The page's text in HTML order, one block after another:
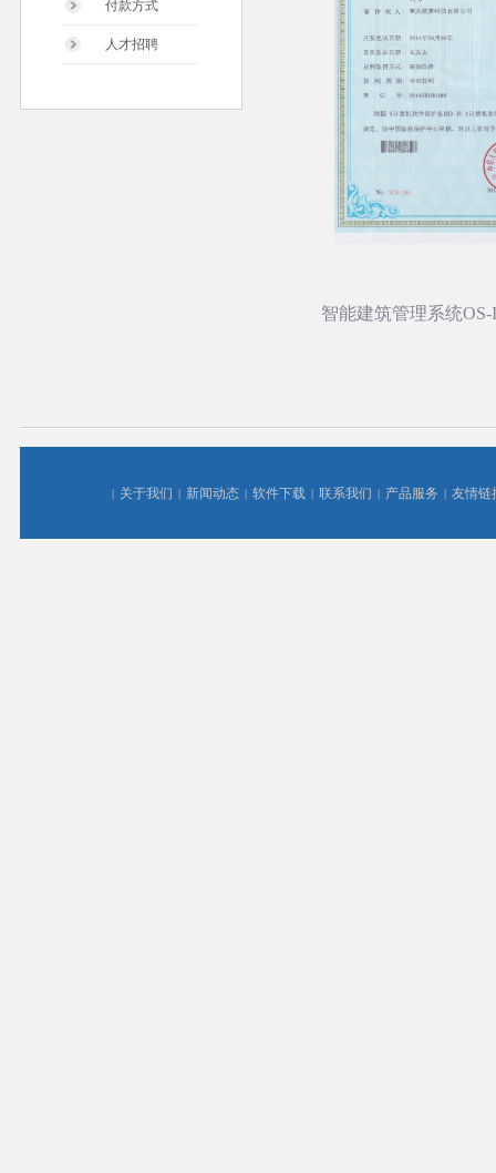
付款方式
人才招聘
智能建筑管理系统
| 关于我们 | 新闻动态 | 软件下载 | 联系我们 | 产品服务 | 友情链